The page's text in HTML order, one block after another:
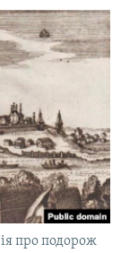
про подорож